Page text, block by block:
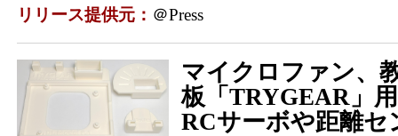
リリース提供元： ＠Press
マイクロファン、
板「TRYGEAR」
RCサーボや距離セ